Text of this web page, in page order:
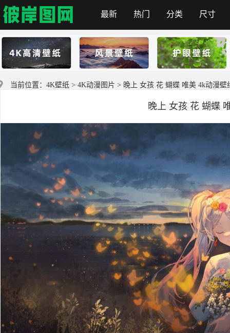
彼岸图网
最新 热门 分类 尺寸
当前位置： 4K壁纸 > 4K动漫图片 > 晚上 女孩 花 蝴蝶 唯美 4k动漫壁
晚上 女孩 花 蝴蝶